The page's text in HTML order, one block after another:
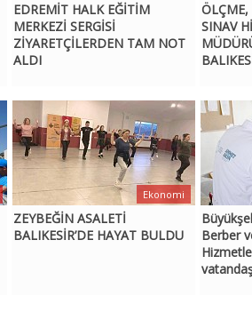
EDREMİT HALK EĞİTİM
MERKEZİ SERGİSİ
ZİYARETÇİLERDEN TAM NOT
ALDI
ÖLÇME,
SINAV
ZEYBEĞİN ASALETİ
BALIKESİR’DE HAYAT BULDU
Ekonomi
Berber